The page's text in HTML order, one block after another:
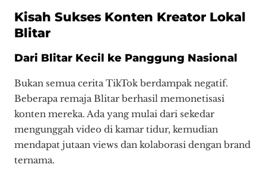
Kisah Sukses Konten Kreator Lokal
Blitar
Dari Blitar Kecil ke Panggung Nasional
Bukan semua cerita TikTok berdampak negatif.
Beberapa remaja Blitar berhasil memonetisasi
konten mereka. Ada yang mulai dari sekedar
mengunggah video di kamar tidur, kemudian
mendapat jutaan views dan kolaborasi dengan brand
ternama.